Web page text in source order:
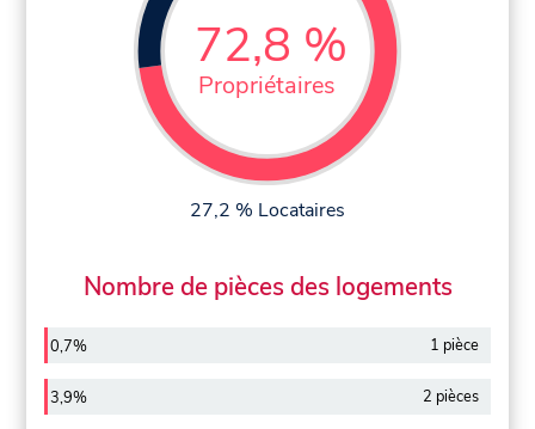
72,8 %
Propriétaires
27,2 % Locataires
Nombre de pièces des logements
0,7% 1 pièce
3,9% 2 pièces